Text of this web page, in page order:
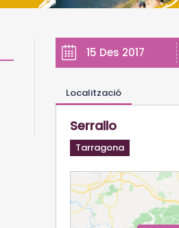
15 Des 2017
Localització
Serrallo
Tarragona